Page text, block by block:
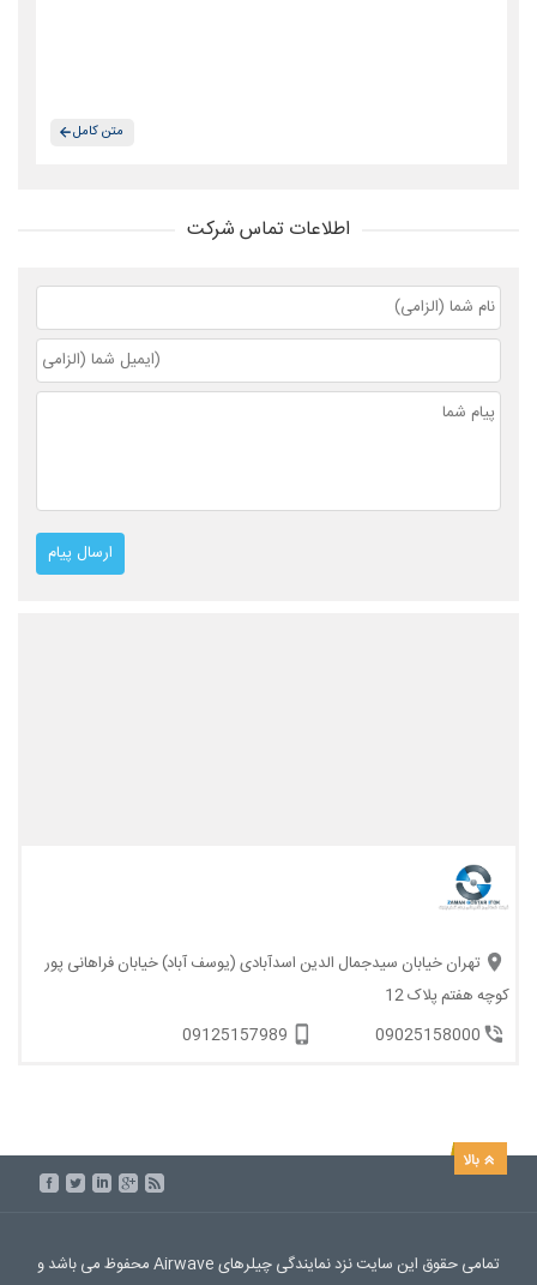
متن کامل
اطلاعات تماس شرکت
تهران خیابان سیدجمال الدین اسدآبادی (یوسف آباد) خیابان فراهانی پور
کوچه هفتم پلاک 12
09025158000
09125157989
تمامی حقوق این سایت نزد نمایندگی چیلرهای Airwave محفوظ می باشد و